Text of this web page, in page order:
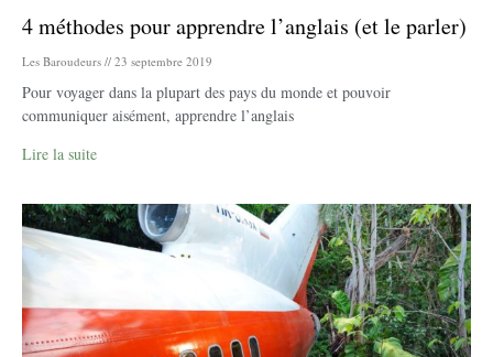
4 méthodes pour apprendre l’anglais (et le parler)
Les Baroudeurs 23 septembre 2019
Pour voyager dans la plupart des pays du monde et pouvoir
communiquer aisément, apprendre l’anglais
Lire la suite